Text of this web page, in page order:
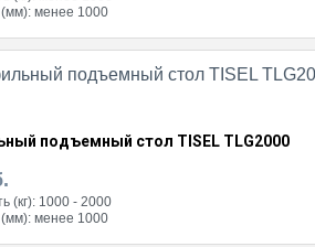
менее 1000
подъемный стол TISEL TLG2000
(кг): 1000 - 2000
менее 1000